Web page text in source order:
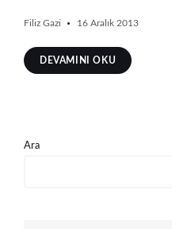
Filiz Gazi 16 Aralık 2013
DEVAMINI OKU
Ara